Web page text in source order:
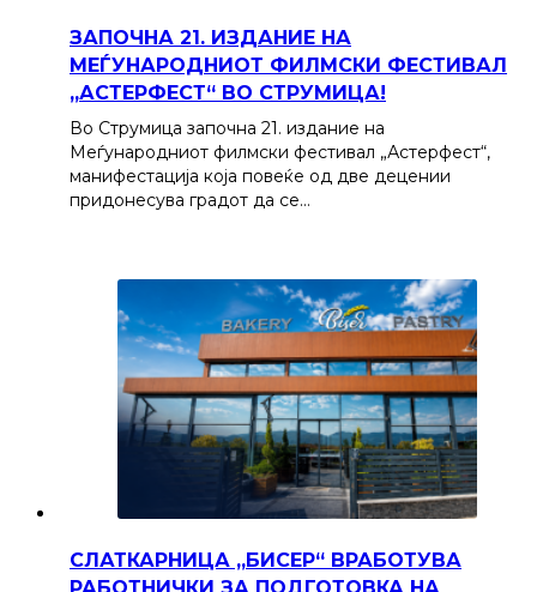
ЗАПОЧНА 21. ИЗДАНИЕ НА
МЕЃУНАРОДНИОТ ФИЛМСКИ ФЕСТИВАЛ
„АСТЕРФЕСТ“ ВО СТРУМИЦА!
Во Струмица започна 21. издание на
Меѓународниот филмски фестивал „Астерфест“,
манифестација која повеќе од две децении
придонесува градот да се…
СЛАТКАРНИЦА „БИСЕР“ ВРАБОТУВА
РАБОТНИЧКИ ЗА ПОДГОТОВКА НА